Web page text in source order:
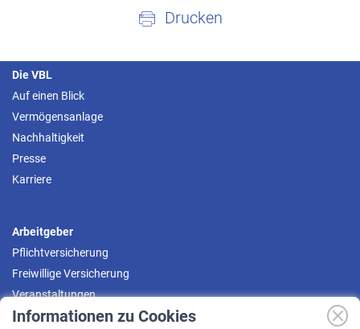
Informationen zu Cookies
Drucken
Die VBL
Auf einen Blick
Vermögensanlage
Nachhaltigkeit
Presse
Karriere
Arbeitgeber
Pflichtversicherung
Freiwillige Versicherung
Veranstaltungen